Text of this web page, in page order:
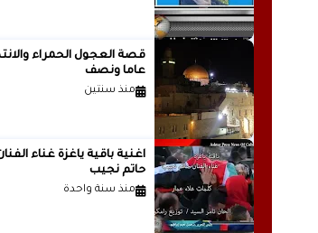
قصة العجول الحمراء
عاما ونصف
منذ سنتين
اغنية باقية ياغزة غناء
حاتم نجيب
منذ سنة واحدة